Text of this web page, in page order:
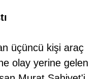
üçüncü kişi araç
olay yerine gelen